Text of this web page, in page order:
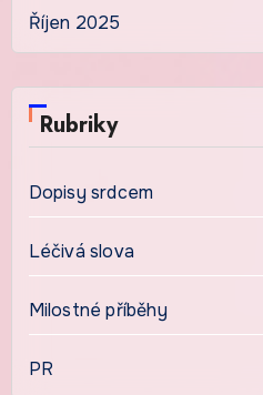
Říjen 2025
Rubriky
Dopisy srdcem
Léčivá slova
Milostné příběhy
PR